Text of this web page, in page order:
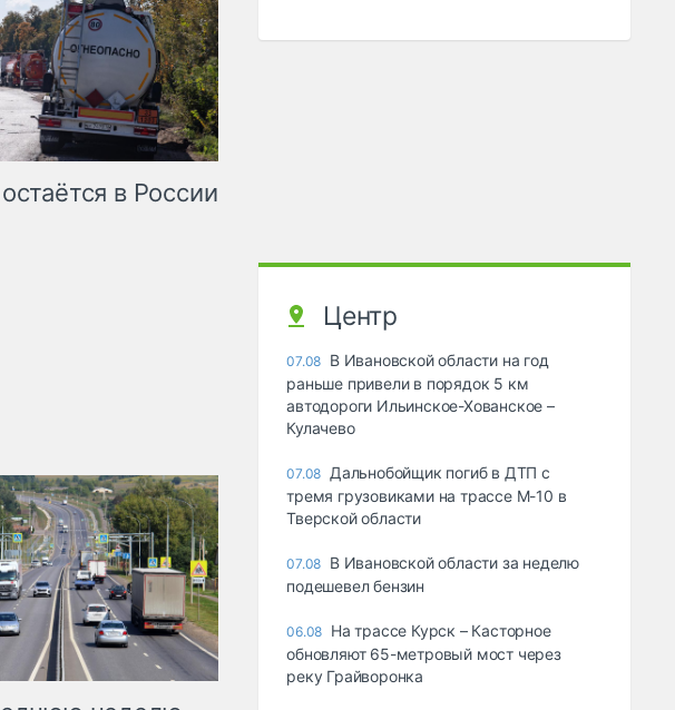
в России
Центр
07.08 В Ивановской области на год
раньше привели в порядок 5 км
автодороги Ильинское-Хованское –
Кулачево
07.08 Дальнобойщик погиб в ДТП с
тремя грузовиками на трассе М-10 в
Тверской области
07.08 В Ивановской области за неделю
подешевел бензин
06.08 На трассе Курск – Касторное
обновляют 65-метровый мост через
реку Грайворонка